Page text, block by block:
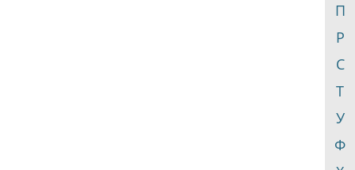
П
Р
С
Т
У
Ф